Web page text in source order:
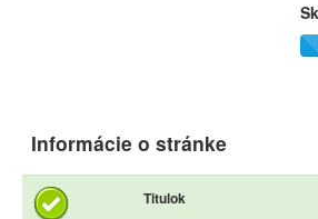
Informácie o stránke
Titulok